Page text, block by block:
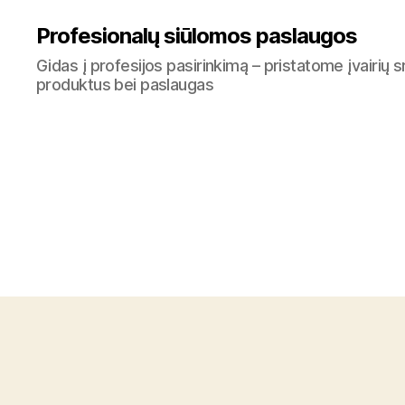
Profesionalų siūlomos paslaugos
Gidas į profesijos pasirinkimą – pristatome įvairių
produktus bei paslaugas